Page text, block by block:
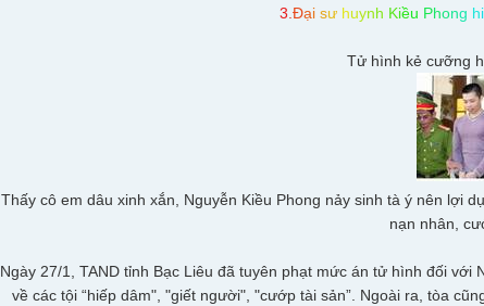
3 Đại sư huynh Kiều Phong hi
Tử hình kẻ cưỡng
Thấy cô em dâu xinh xắn, Nguyễn Kiều Phong nảy sinh tà ý nên lợi
nạn nhân,
Ngày 27/1, TAND tỉnh Bạc Liêu đã tuyên phạt mức án tử hình đối
về các tội “hiếp dâm", "giết người", "cướp tài sản”. Ngoài ra, tòa